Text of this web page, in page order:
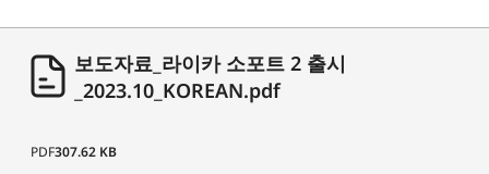
보도자료_라이카 소포트 2 출시
_2023.10_KOREAN.pdf
PDF307.62 KB